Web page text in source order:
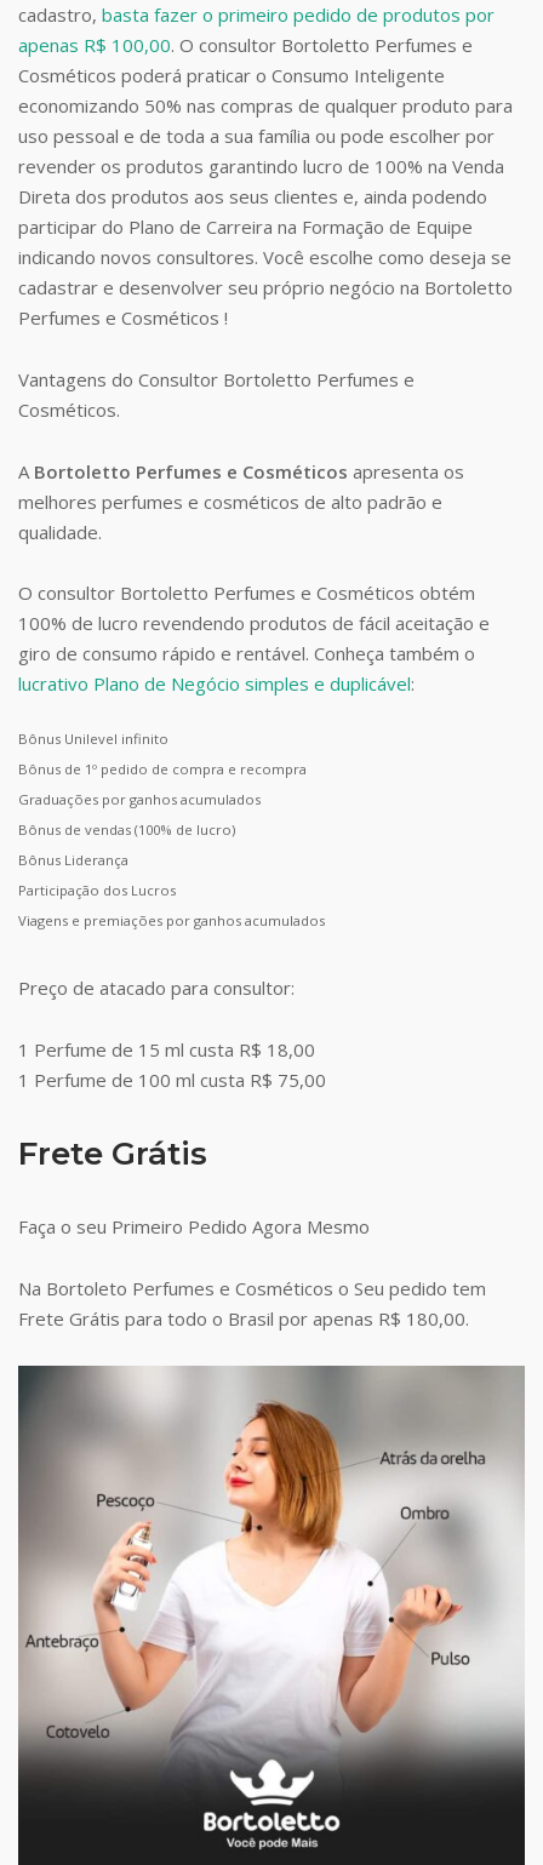
cadastro, basta fazer o primeiro pedido de produtos por
apenas R$ 100,00. O consultor Bortoletto Perfumes e
Cosméticos poderá praticar o Consumo Inteligente
economizando 50% nas compras de qualquer produto para
uso pessoal e de toda a sua família ou pode escolher por
revender os produtos garantindo lucro de 100% na Venda
Direta dos produtos aos seus clientes e, ainda podendo
participar do Plano de Carreira na Formação de Equipe
indicando novos consultores. Você escolhe como deseja se
cadastrar e desenvolver seu próprio negócio na Bortoletto
Perfumes e Cosméticos !
Vantagens do Consultor Bortoletto Perfumes e
Cosméticos.
A Bortoletto Perfumes e Cosméticos apresenta os
melhores perfumes e cosméticos de alto padrão e
qualidade.
O consultor Bortoletto Perfumes e Cosméticos obtém
100% de lucro revendendo produtos de fácil aceitação e
giro de consumo rápido e rentável. Conheça também o
lucrativo Plano de Negócio simples e duplicável:
Bônus Unilevel infinito
Bônus de 1º pedido de compra e recompra
Graduações por ganhos acumulados
Bônus de vendas (100% de lucro)
Bônus Liderança
Participação dos Lucros
Viagens e premiações por ganhos acumulados
Preço de atacado para consultor:
1 Perfume de 15 ml custa R$ 18,00
1 Perfume de 100 ml custa R$ 75,00
Frete Grátis
Faça o seu Primeiro Pedido Agora Mesmo
Na Bortoleto Perfumes e Cosméticos o Seu pedido tem
Frete Grátis para todo o Brasil por apenas R$ 180,00.